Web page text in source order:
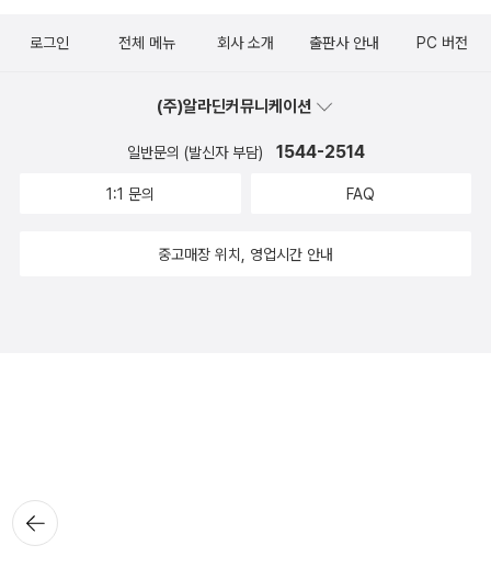
뒤로가
기
로그인 전체 메뉴 회사 소개 출판사 안내 PC 버전
(주)알라딘커뮤니케이션
일반문의 (발신자 부담) 1544-2514
1:1 문의 FAQ
중고매장 위치, 영업시간 안내